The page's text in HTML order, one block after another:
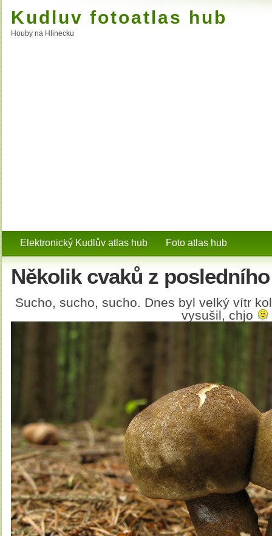
Kudluv fotoatlas hub
Houby na Hlinecku
Elektronický Kudlův atlas hub Foto atlas hub
Několik cvaků z
Sucho, sucho, sucho. Dnes byl velký vítr
vysušil, chjo